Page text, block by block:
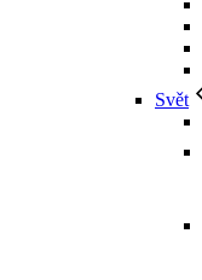
Svět